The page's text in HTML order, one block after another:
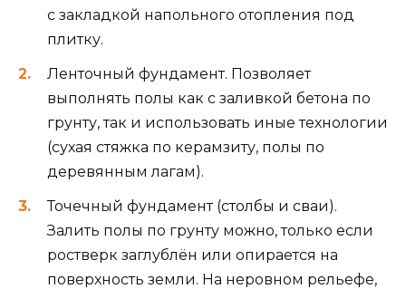
с закладкой напольного отопления под
плитку.
Ленточный фундамент. Позволяет
выполнять полы как с заливкой бетона по
грунту, так и использовать иные технологии
(сухая стяжка по керамзиту, полы по
деревянным лагам).
Точечный фундамент (столбы и сваи).
Залить полы по грунту можно, только если
ростверк заглублён или опирается на
поверхность земли. На неровном рельефе,